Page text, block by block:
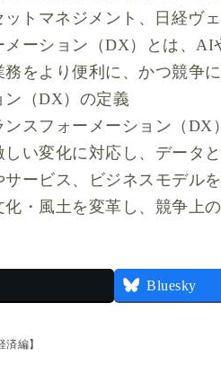
トマネジメント、日経ヴ
ーション（DX）とは、AI
をより便利に、かつ競争
ン（DX）の定義
スフォーメーション（DX
い変化に対応し、データ
ービス、ビジネスモデル
・風土を変革し、競争上
Bluesky
編】